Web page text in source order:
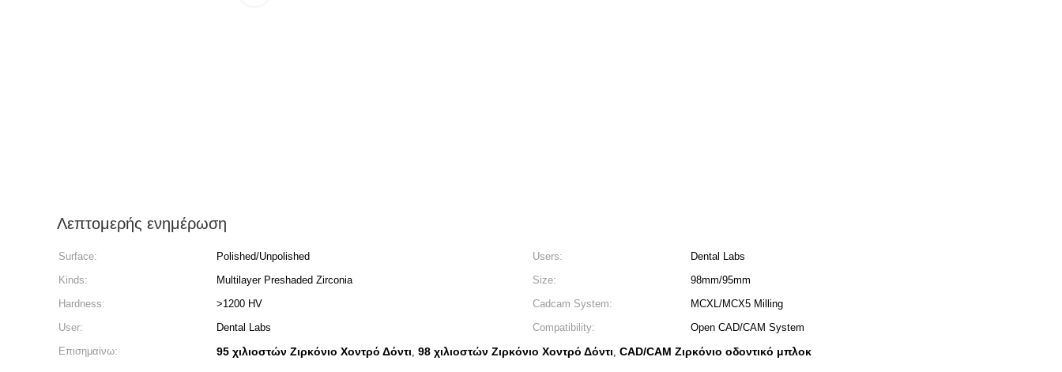
Λεπτομερής ενημέρωση
Surface: Polished/Unpolished Users:
Dental Labs
Kinds:
Multilayer Preshaded Zirconia Size:
98mm/95mm
Hardness:
>1200 HV Cadcam System:
MCXL/MCX5 Milling
User:
Dental Labs Compatibility:
Open CAD/CAM System
Επισημαίνω:
95 χιλιοστών Ζιρκόνιο Χοντρό Δόντι, 98 χιλιοστών Ζιρκόνιο Χοντρό Δόντι, CAD/CAM Ζιρκόνιο οδοντικό μπλοκ